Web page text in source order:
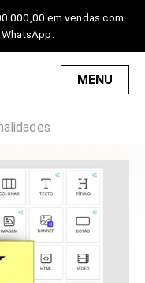
em vendas com
MENU